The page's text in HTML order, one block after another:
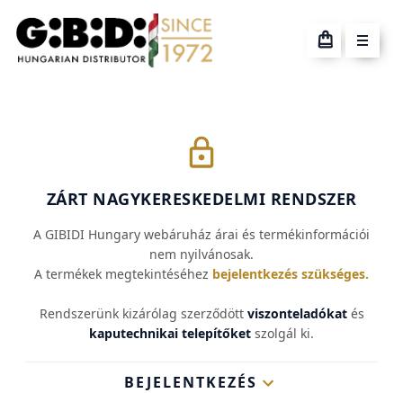
ZÁRT NAGYKERESKEDELMI RENDSZER
A GIBIDI Hungary webáruház árai és termékinformációi
nem nyilvánosak.
A termékek megtekintéséhez bejelentkezés szükséges.
Rendszerünk kizárólag szerződött viszonteladókatés
kaputechnikai telepítőket szolgál ki.
BEJELENTKEZÉS